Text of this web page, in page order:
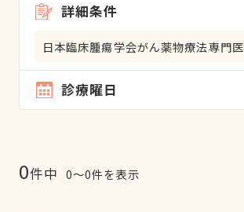
詳細条件
日本臨床腫瘍学会がん薬物療法専門医
診療曜日
0件中 0〜0件を表示